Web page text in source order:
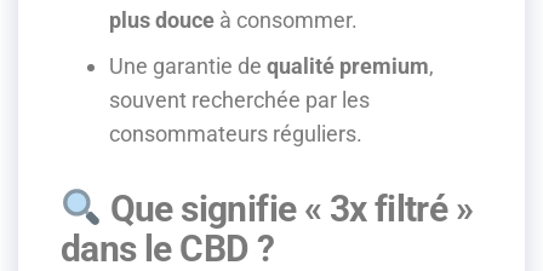
plus douce à consommer.
Une garantie de qualité premium,
souvent recherchée par les
consommateurs réguliers.
Que signifie « 3x filtré »
dans le CBD ?